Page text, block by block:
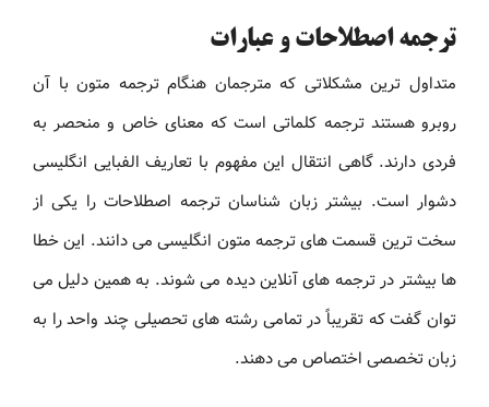
ترجمه اصطلاحات و عبارات
متداول ترین مشکلاتی که مترجمان هنگام ترجمه متون با آن
روبرو هستند ترجمه کلماتی است که معنای خاص و منحصر به
فردی دارند. گاهی انتقال این مفهوم با تعاریف الفبایی انگلیسی
دشوار است. بیشتر زبان شناسان ترجمه اصطلاحات را یکی از
سخت ترین قسمت های ترجمه متون انگلیسی می دانند. این خطا
ها بیشتر در ترجمه های آنلاین دیده می شوند. به همین دلیل می
توان گفت که تقریباً در تمامی رشته های تحصیلی چند واحد را به
زبان تخصصی اختصاص می دهند.